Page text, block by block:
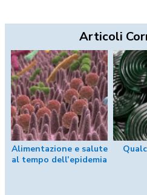
Articoli
Alimentazione e salute
al tempo dell’epidemia